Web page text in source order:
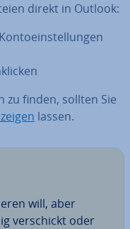
direkt in Outlook:
zu finden, sollten Sie
lassen.
will, aber
ver­schickt oder